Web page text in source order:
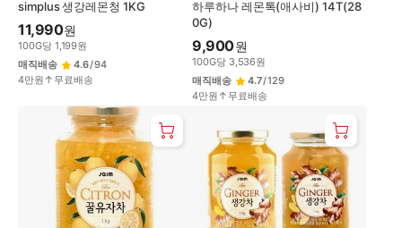
simplus 생강레몬청 1KG
11,990원
100G당 1,199원
매직배송
4.6/94
4만원↑무료배송
하루하나 레몬톡(애사비) 14T(28
0G)
9,900원
100G당 3,536원
매직배송
4.7/129
4만원↑무료배송